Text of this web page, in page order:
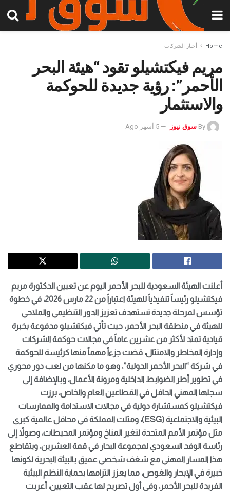
Home أخبار الشركات
مريم فيكتشيلو تقود “هيئة البحر
الأحمر”: رؤية جديدة للحوكمة
والاستثمار
By سوق نيوز 5 أشهر Ago
أعلنت الهيئة السعودية للبحر الأحمر اليوم عن تعيين الدكتورة مريم
فيكتشيلو رئيساً تنفيذياً للهيئة اعتباراً من 22 مارس 2026، في خطوة
تؤسس لمرحلة جديدة تستهدف تعزيز الدور التنظيمي والملاحي
للهيئة في منطقة البحر الأحمر، حيث تأتي فيكتشيلو مدفوعة بخبرة
قيادية تمتد لأكثر من عشرين عاماً في مجالات حوكمة الشركات
وإدارة المخاطر والامتثال، قضت جزءاً مهماً منها كرئيسة للحوكمة
في شركة “البحر الأحمر الدولية”، وهو ما مكنها من لعب دور محوري
في تطوير أطر الضوابط الداخلية ومرونة الأعمال، وبالإضافة إلى
سجلها المهني الحافل في القطاعين العام والخاص، برزت
فيكتشيلو كمستشارة دولية في مجالات الاستدامة والممارسات
البيئية والاجتماعية (ESG)، ومثلت المملكة في محافل عالمية كبرى
مثل مؤتمر الأمم المتحدة لتغير المناخ ومؤتمر المحيطات، وصولاً إلى
رئاسة الوفد السعودي لمجموعة البحار في قمة العشرين، ويتقاطع
هذا المسار المهني مع شغف شخصي عميق بالبيئة البحرية لكونها
خبيرة في الإبحار والغوص، مما يعزز التزامها بحماية النظم البيئية
الفريدة للبحر الأحمر، وفي أول تصريح لها عقب التعيين، أعربت